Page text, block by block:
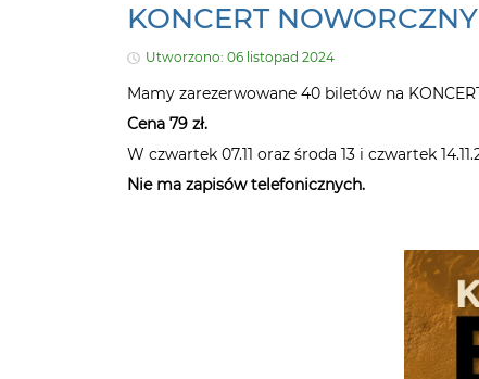
KONCERT NOWORCZNY
Utworzono: 06 listopad 2024
Mamy zarezerwowane 40 biletów na
Cena 79 zł.
W czwartek 07.11 oraz środa 13 i czwartek
Nie ma zapisów telefonicznych.